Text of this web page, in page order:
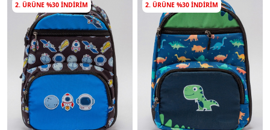
2. ÜRÜNE %30 INDIRIM 2. ÜRÜNE %30 INDIRIM